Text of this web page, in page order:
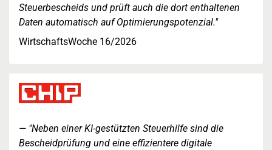
Steuerbescheids und prüft auch die dort enthaltenen
Daten automatisch auf Optimierungspotenzial."
WirtschaftsWoche 16/2026
"Neben einer KI-gestützten Steuerhilfe sind die
Bescheidprüfung und eine effizientere digitale